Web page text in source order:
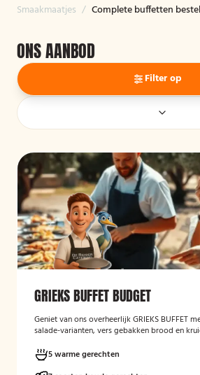
Smaakmaatjes / Complete buffetten
ONS AANBOD
Filter op
GRIEKS BUFFET BUDGET
Geniet van ons overheerlijk GRIEKS BUFFET
salade-varianten, vers gebakken brood en
5 warme gerechten